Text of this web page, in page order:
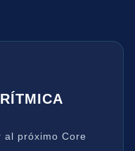
al próximo Core